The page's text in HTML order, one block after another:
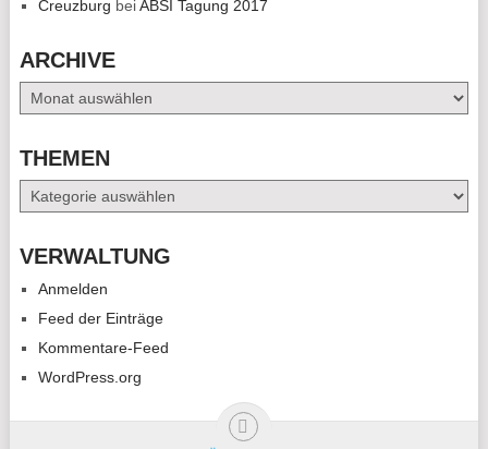
Creuzburg beiABSI Tagung 2017
ARCHIVE
Archive
THEMEN
Themen
VERWALTUNG
Anmelden
Feed der Einträge
Kommentare-Feed
WordPress.org